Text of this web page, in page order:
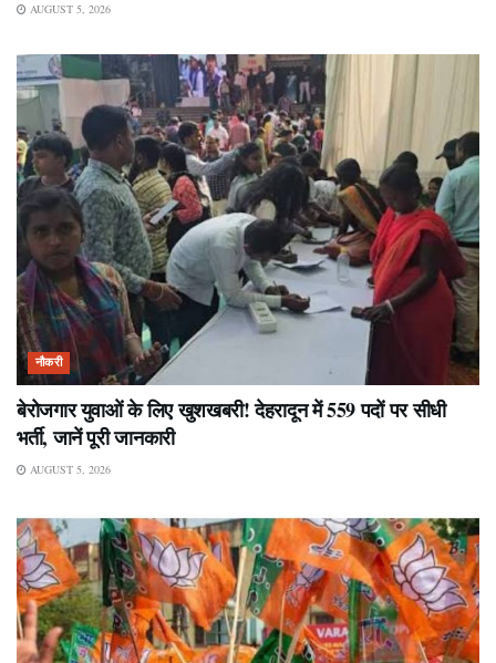
AUGUST 5, 2026
नौकरी
बेरोजगार युवाओं के लिए खुशखबरी! देहरादून में 559 पदों पर सीधी
भर्ती, जानें पूरी जानकारी
AUGUST 5, 2026